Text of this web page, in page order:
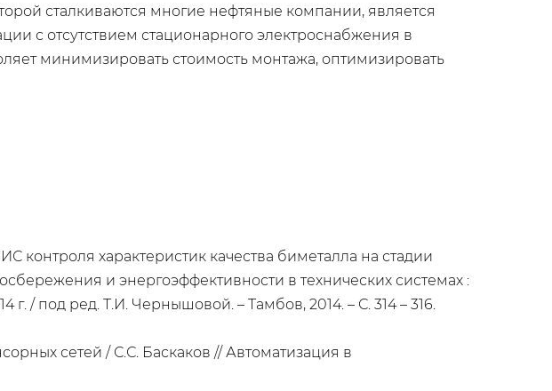
сталкиваются многие нефтяные компании, является
с отсутствием стационарного электроснабжения в
минимизировать стоимость монтажа, оптимизировать
характеристик качества биметалла на стадии
и энергоэффективности в технических системах :
/ под ред. Т.И. Чернышовой. – Тамбов, 2014. – С. 314 – 316.
сетей / С.С. Баскаков // Автоматизация в